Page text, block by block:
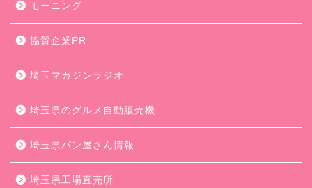
モーニング
協賛企業PR
埼玉マガジンラジオ
埼玉県のグルメ自動販売機
埼玉県パン屋さん情報
埼玉県工場直売所